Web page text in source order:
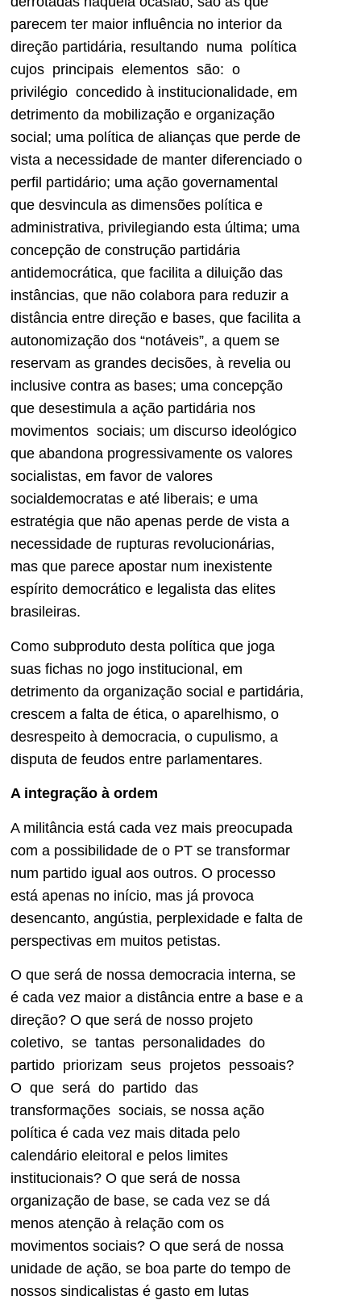
parecem ter maior influência no interior da
direção partidária, resultando numa política
cujos principais elementos são: o
privilégio concedido à institucionalidade, em
detrimento da mobilização e organização
social; uma política de alianças que perde de
vista a necessidade de manter diferenciado o
perfil partidário; uma ação governamental
que desvincula as dimensões política e
administrativa, privilegiando esta última; uma
concepção de construção partidária
antidemocrática, que facilita a diluição das
instâncias, que não colabora para reduzir a
distância entre direção e bases, que facilita a
autonomização dos “notáveis”, a quem se
reservam as grandes decisões, à revelia ou
inclusive contra as bases; uma concepção
que desestimula a ação partidária nos
movimentos sociais; um discurso ideológico
que abandona progressivamente os valores
socialistas, em favor de valores
socialdemocratas e até liberais; e uma
estratégia que não apenas perde de vista a
necessidade de rupturas revolucionárias,
mas que parece apostar num inexistente
espírito democrático e legalista das elites
brasileiras.
Como subproduto desta política que joga
suas fichas no jogo institucional, em
detrimento da organização social e partidária,
crescem a falta de ética, o aparelhismo, o
desrespeito à democracia, o cupulismo, a
disputa de feudos entre parlamentares.
A integração à ordem
A militância está cada vez mais preocupada
com a possibilidade de o PT se transformar
num partido igual aos outros. O processo
está apenas no início, mas já provoca
desencanto, angústia, perplexidade e falta de
perspectivas em muitos petistas.
O que será de nossa democracia interna, se
é cada vez maior a distância entre a base e a
direção? O que será de nosso projeto
coletivo, se tantas personalidades do
partido priorizam seus projetos pessoais?
O que será do partido das
transformações sociais, se nossa ação
política é cada vez mais ditada pelo
calendário eleitoral e pelos limites
institucionais? O que será de nossa
organização de base, se cada vez se dá
menos atenção à relação com os
movimentos sociais? O que será de nossa
unidade de ação, se boa parte do tempo de
nossos sindicalistas é gasto em lutas